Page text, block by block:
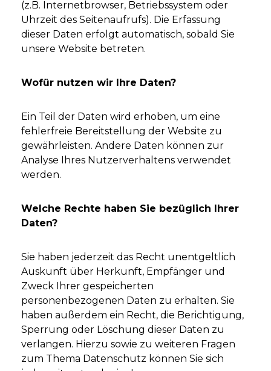
(z.B. Internetbrowser, Betriebssystem oder
Uhrzeit des Seitenaufrufs). Die Erfassung
dieser Daten erfolgt automatisch, sobald Sie
unsere Website betreten.
Wofür nutzen wir Ihre Daten?
Ein Teil der Daten wird erhoben, um eine
fehlerfreie Bereitstellung der Website zu
gewährleisten. Andere Daten können zur
Analyse Ihres Nutzerverhaltens verwendet
werden.
Welche Rechte haben Sie bezüglich Ihrer
Daten?
Sie haben jederzeit das Recht unentgeltlich
Auskunft über Herkunft, Empfänger und
Zweck Ihrer gespeicherten
personenbezogenen Daten zu erhalten. Sie
haben außerdem ein Recht, die Berichtigung,
Sperrung oder Löschung dieser Daten zu
verlangen. Hierzu sowie zu weiteren Fragen
zum Thema Datenschutz können Sie sich